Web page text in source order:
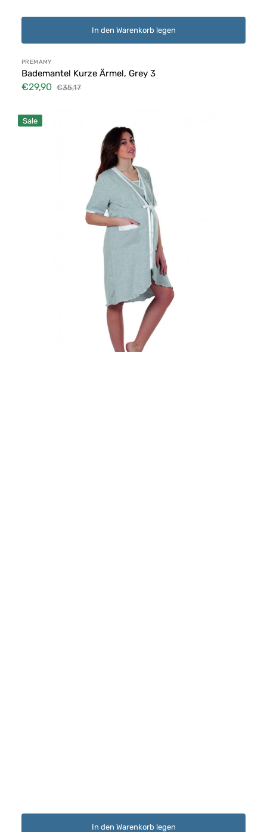
In den Warenkorb legen
Anbieter:
PREMAMY
Bademantel Kurze Ärmel, Grey 3
Verkaufspreis
€29,90
Normaler
€35,17
Bademantel
Kurze
In den Warenkorb legen
Sale